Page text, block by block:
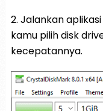
2. Jalankan
kamu pilih disk
kecepatannya.